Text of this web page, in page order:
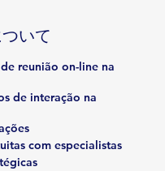
いて
reunião on-line na
de interação na
com especialistas